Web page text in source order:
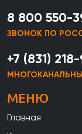
8 800 550-
ЗВОНОК ПО
+7 (831)
МЕНЮ
Главная